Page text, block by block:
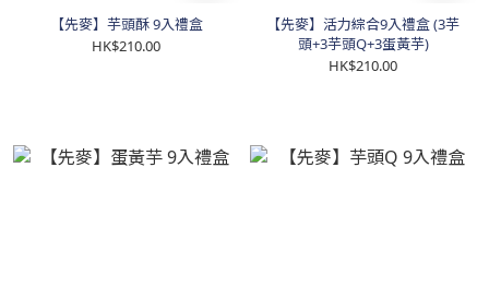
【先麥】芋頭酥 9入禮盒
HK$210.00
【先麥】活力綜合9入禮盒 (3芋
頭+3芋頭Q+3蛋黃芋)
HK$210.00